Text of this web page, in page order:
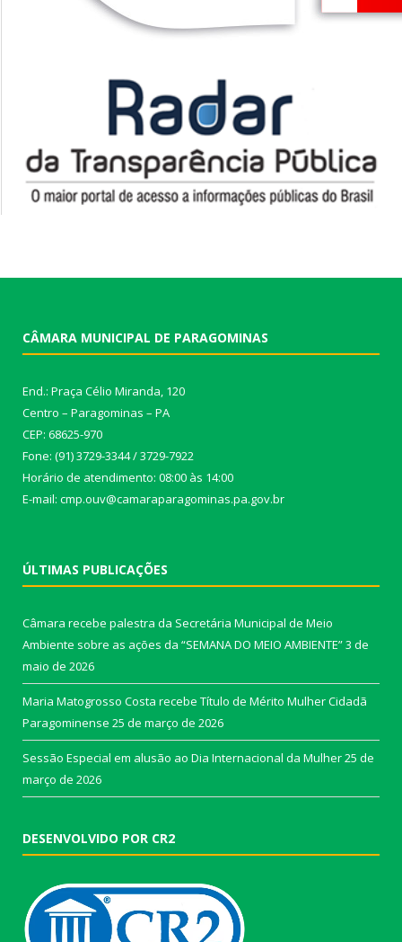
CÂMARA MUNICIPAL DE PARAGOMINAS
End.: Praça Célio Miranda, 120
Centro – Paragominas – PA
CEP: 68625-970
Fone: (91) 3729-3344 / 3729-7922
Horário de atendimento: 08:00 às 14:00
E-mail: cmp.ouv@camaraparagominas.pa.gov.br
ÚLTIMAS PUBLICAÇÕES
Câmara recebe palestra da Secretária Municipal de Meio
Ambiente sobre as ações da “SEMANA DO MEIO AMBIENTE”3 de
maio de 2026
Maria Matogrosso Costa recebe Título de Mérito Mulher Cidadã
Paragominense 25 de março de 2026
Sessão Especial em alusão ao Dia Internacional da Mulher25 de
março de 2026
DESENVOLVIDO POR CR2